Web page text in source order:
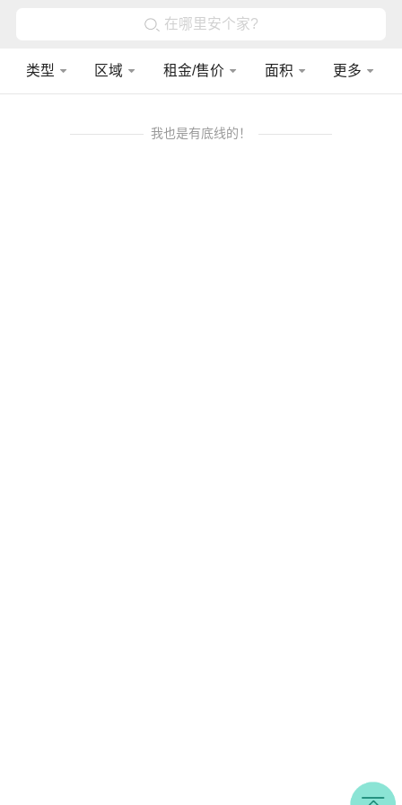
在哪里安个家?
类型 区域 租金/售价 面积 更多
我也是有底线的！